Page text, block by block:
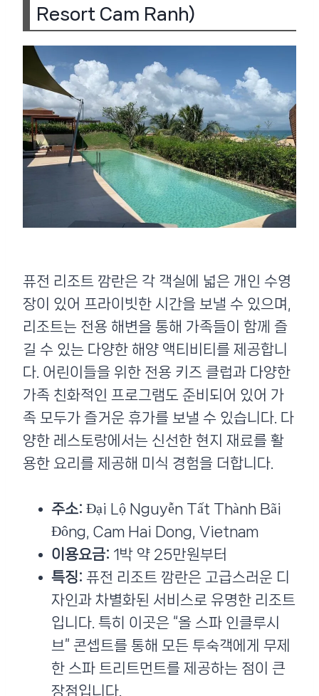
Resort Cam Ranh)
퓨전 리조트 깜란은 각 객실에 넓은 개인 수영
장이 있어 프라이빗한 시간을 보낼 수 있으며,
리조트는 전용 해변을 통해 가족들이 함께 즐
길 수 있는 다양한 해양 액티비티를 제공합니
다. 어린이들을 위한 전용 키즈 클럽과 다양한
가족 친화적인 프로그램도 준비되어 있어 가
족 모두가 즐거운 휴가를 보낼 수 있습니다. 다
양한 레스토랑에서는 신선한 현지 재료를 활
용한 요리를 제공해 미식 경험을 더합니다.
주소: Đại Lộ Nguyễn Tất Thành Bãi
Đông, Cam Hai Dong, Vietnam
이용요금: 1박 약 25만원부터
특징: 퓨전 리조트 깜란은 고급스러운 디
자인과 차별화된 서비스로 유명한 리조트
입니다. 특히 이곳은 “올 스파 인클루시
브” 콘셉트를 통해 모든 투숙객에게 무제
한 스파 트리트먼트를 제공하는 점이 큰
장점입니다.